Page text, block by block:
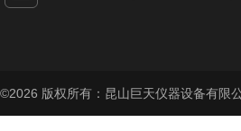
©2026 版权所有：昆山巨天仪器设备有限